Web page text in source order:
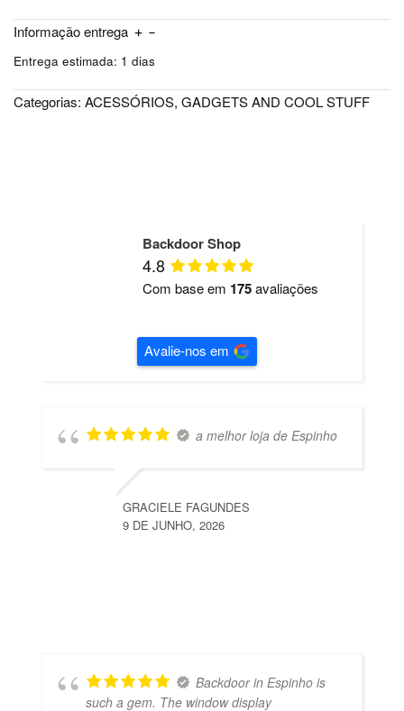
Informação entrega
Entrega estimada: 1 dias
Categorias: ACESSÓRIOS, GADGETS AND COOL STUFF
Backdoor Shop
4.8
Com base em 175avaliações
Avalie-nos em
a melhor loja de Espinho
GRACIELE FAGUNDES
9 DE JUNHO, 2026
Backdoor in Espinho is
such a gem. The window display